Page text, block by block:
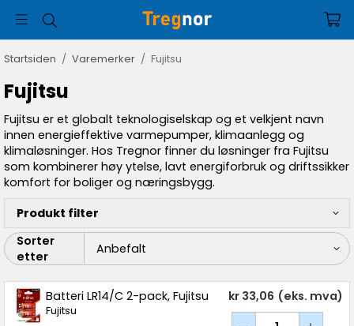
Startsiden / Varemerker / Fujitsu
Fujitsu
Fujitsu er et globalt teknologiselskap og et velkjent navn
innen energieffektive varmepumper, klimaanlegg og
klimaløsninger. Hos Tregnor finner du løsninger fra Fujitsu
som kombinerer høy ytelse, lavt energiforbruk og driftssikker
komfort for boliger og næringsbygg.
Produkt filter
Sorter
etter
Batteri LR14/C 2-pack, Fujitsu
Fujitsu
kr 33,06 (eks. mva)